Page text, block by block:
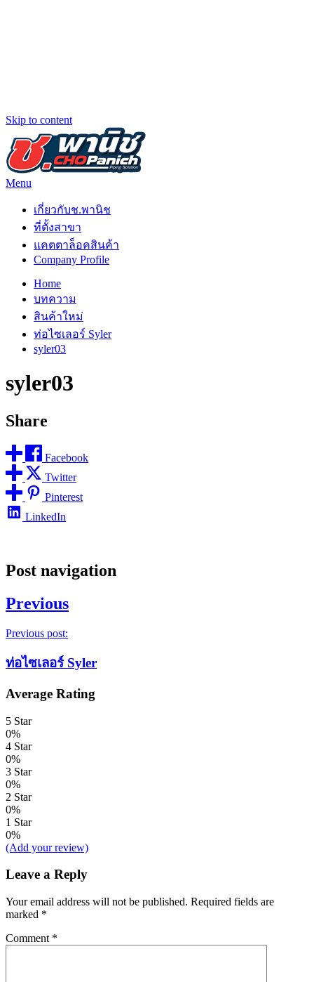
Skip to content
Menu
เกี่ยวกับช.พานิช
ที่ตั้งสาขา
แคตตาล็อคสินค้า
Company Profile
Home
บทความ
สินค้าใหม่
ท่อไซเลอร์ Syler
syler03
syler03
Share
Facebook
Twitter
Pinterest
LinkedIn
Post navigation
Previous
Previous post:
ท่อไซเลอร์ Syler
Average Rating
5 Star
0%
4 Star
0%
3 Star
0%
2 Star
0%
1 Star
0%
(Add your review)
Leave a Reply
Your email address will not be published. Required fields are
marked *
Comment *